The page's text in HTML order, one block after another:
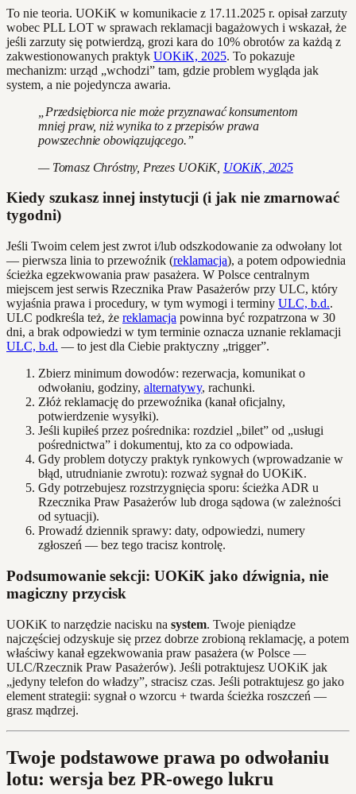
To nie teoria. UOKiK w komunikacie z 17.11.2025 r. opisał zarzuty
wobec PLL LOT w sprawach reklamacji bagażowych i wskazał, że
jeśli zarzuty się potwierdzą, grozi kara do 10% obrotów za każdą z
zakwestionowanych praktyk UOKiK, 2025. To pokazuje
mechanizm: urząd „wchodzi” tam, gdzie problem wygląda jak
system, a nie pojedyncza awaria.
„Przedsiębiorca nie może przyznawać konsumentom
mniej praw, niż wynika to z przepisów prawa
powszechnie obowiązującego.”
— Tomasz Chróstny, Prezes UOKiK, UOKiK, 2025
Kiedy szukasz innej instytucji (i jak nie zmarnować
tygodni)
Jeśli Twoim celem jest zwrot i/lub odszkodowanie za odwołany lot
— pierwsza linia to przewoźnik (reklamacja), a potem odpowiednia
ścieżka egzekwowania praw pasażera. W Polsce centralnym
miejscem jest serwis Rzecznika Praw Pasażerów przy ULC, który
wyjaśnia prawa i procedury, w tym wymogi i terminy ULC, b.d..
ULC podkreśla też, że reklamacja powinna być rozpatrzona w 30
dni, a brak odpowiedzi w tym terminie oznacza uznanie reklamacji
ULC, b.d. — to jest dla Ciebie praktyczny „trigger”.
Zbierz minimum dowodów: rezerwacja, komunikat o
odwołaniu, godziny, alternatywy, rachunki.
Złóż reklamację do przewoźnika (kanał oficjalny,
potwierdzenie wysyłki).
Jeśli kupiłeś przez pośrednika: rozdziel „bilet” od „usługi
pośrednictwa” i dokumentuj, kto za co odpowiada.
Gdy problem dotyczy praktyk rynkowych (wprowadzanie w
błąd, utrudnianie zwrotu): rozważ sygnał do UOKiK.
Gdy potrzebujesz rozstrzygnięcia sporu: ścieżka ADR u
Rzecznika Praw Pasażerów lub droga sądowa (w zależności
od sytuacji).
Prowadź dziennik sprawy: daty, odpowiedzi, numery
zgłoszeń — bez tego tracisz kontrolę.
Podsumowanie sekcji: UOKiK jako dźwignia, nie
magiczny przycisk
UOKiK to narzędzie nacisku na system. Twoje pieniądze
najczęściej odzyskuje się przez dobrze zrobioną reklamację, a potem
właściwy kanał egzekwowania praw pasażera (w Polsce —
ULC/Rzecznik Praw Pasażerów). Jeśli potraktujesz UOKiK jak
„jedyny telefon do władzy”, stracisz czas. Jeśli potraktujesz go jako
element strategii: sygnał o wzorcu + twarda ścieżka roszczeń —
grasz mądrzej.
Twoje podstawowe prawa po odwołaniu
lotu: wersja bez PR-owego lukru